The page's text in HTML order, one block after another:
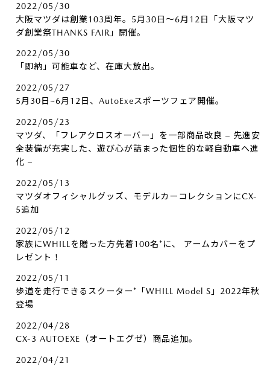
2022/05/30
大阪マツダは創業103周年。5月30日～6月12日「大阪マツ
ダ創業祭THANKS FAIR」開催。
2022/05/30
「即納」可能車など、在庫大放出。
2022/05/27
5月30日~6月12日、AutoExeスポーツフェア開催。
2022/05/23
マツダ、「フレアクロスオーバー」を一部商品改良 – 先進安
全装備が充実した、遊び心が詰まった個性的な軽自動車へ進
化 –
2022/05/13
マツダオフィシャルグッズ、モデルカーコレクションにCX-
5追加
2022/05/12
家族にWHILLを贈った方先着100名*に、​ アームカバーをプ
レゼント！
2022/05/11
歩道を走行できるスクーター*「WHILL Model S」2022年秋
登場
2022/04/28
CX-3 AUTOEXE（オートエグゼ）商品追加。
2022/04/21